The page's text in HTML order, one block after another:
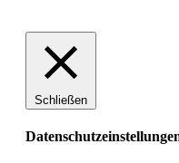
Schließen